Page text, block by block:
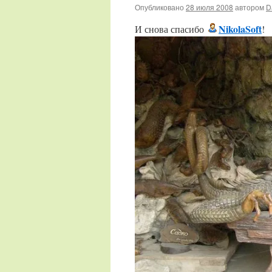
Опубликовано 28 июля 2008 автором
И снова спасибо NikolaSoft!